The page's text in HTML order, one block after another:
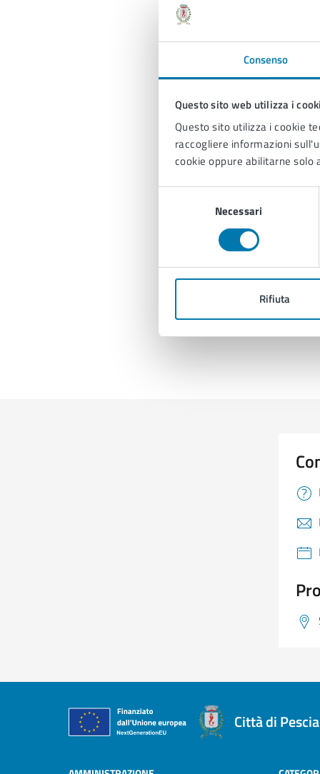
Consenso
Questo sito web utilizza i
Questo sito utilizza i cookie
raccogliere informazioni
cookie oppure abilitarne solo
Necessari
Rifiuta
Città di Pescia